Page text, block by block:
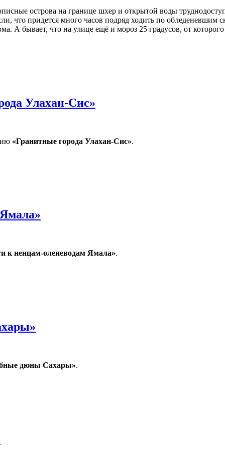
острова на границе шхер и открытой воды
что придется много часов подряд ходить по обледеневшим
А бывает, что на улице ещё и мороз 25 градусов, от
Улахан-Сис»
«Гранитные города Улахан-Сис».
к ненцам-оленеводам Ямала».
дюны Сахары».